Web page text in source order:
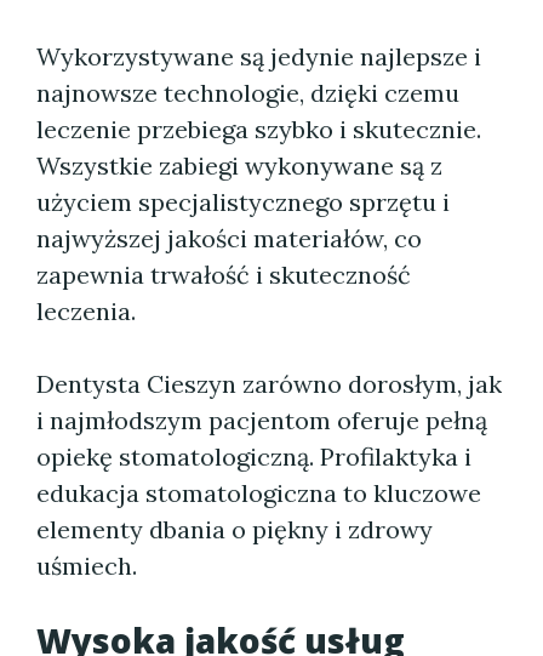
Wykorzystywane są jedynie najlepsze i
najnowsze technologie, dzięki czemu
leczenie przebiega szybko i skutecznie.
Wszystkie zabiegi wykonywane są z
użyciem specjalistycznego sprzętu i
najwyższej jakości materiałów, co
zapewnia trwałość i skuteczność
leczenia.
Dentysta Cieszyn zarówno dorosłym, jak
i najmłodszym pacjentom oferuje pełną
opiekę stomatologiczną. Profilaktyka i
edukacja stomatologiczna to kluczowe
elementy dbania o piękny i zdrowy
uśmiech.
Wysoka jakość usług